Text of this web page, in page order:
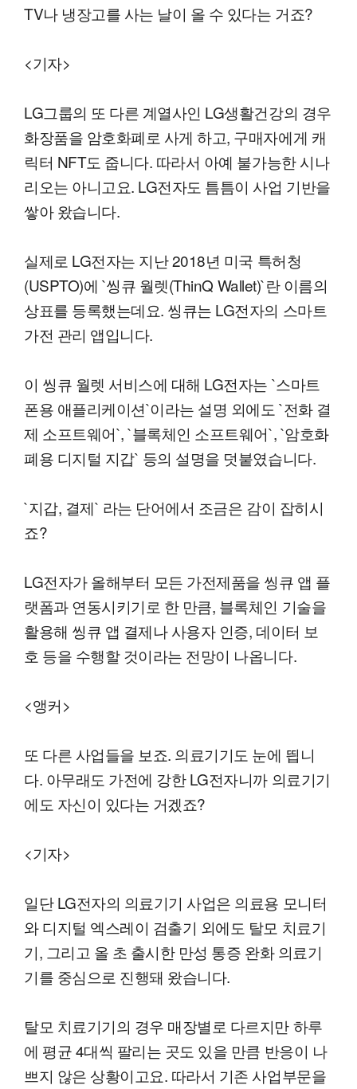
TV나 냉장고를 사는 날이 올 수 있다는 거죠?
<기자>
LG그룹의 또 다른 계열사인 LG생활건강의 경우
화장품을 암호화폐로 사게 하고, 구매자에게 캐
릭터 NFT도 줍니다. 따라서 아예 불가능한 시나
리오는 아니고요. LG전자도 틈틈이 사업 기반을
쌓아 왔습니다.
실제로 LG전자는 지난 2018년 미국 특허청
(USPTO)에 `씽큐 월렛(ThinQ Wallet)`란 이름의
상표를 등록했는데요. 씽큐는 LG전자의 스마트
가전 관리 앱입니다.
이 씽큐 월렛 서비스에 대해 LG전자는 `스마트
폰용 애플리케이션`이라는 설명 외에도 `전화 결
제 소프트웨어`, `블록체인 소프트웨어`, `암호화
폐용 디지털 지갑` 등의 설명을 덧붙였습니다.
`지갑, 결제` 라는 단어에서 조금은 감이 잡히시
죠?
LG전자가 올해부터 모든 가전제품을 씽큐 앱 플
랫폼과 연동시키기로 한 만큼, 블록체인 기술을
활용해 씽큐 앱 결제나 사용자 인증, 데이터 보
호 등을 수행할 것이라는 전망이 나옵니다.
<앵커>
또 다른 사업들을 보죠. 의료기기도 눈에 띕니
다. 아무래도 가전에 강한 LG전자니까 의료기기
에도 자신이 있다는 거겠죠?
<기자>
일단 LG전자의 의료기기 사업은 의료용 모니터
와 디지털 엑스레이 검출기 외에도 탈모 치료기
기, 그리고 올 초 출시한 만성 통증 완화 의료기
기를 중심으로 진행돼 왔습니다.
탈모 치료기기의 경우 매장별로 다르지만 하루
에 평균 4대씩 팔리는 곳도 있을 만큼 반응이 나
쁘지 않은 상황이고요. 따라서 기존 사업부문을